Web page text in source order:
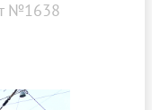
№1638